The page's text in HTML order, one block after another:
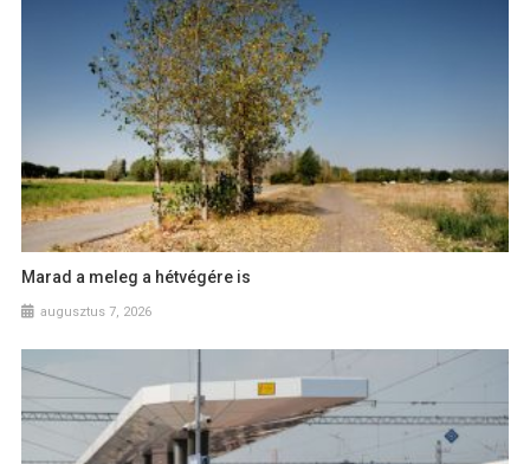
Marad a meleg a hétvégére is
augusztus 7, 2026